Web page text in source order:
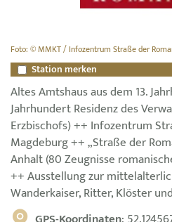
Foto: © MMKT / Infozentrum Straße der
Station merken
Altes Amtshaus aus dem 13.
Jahrhundert Residenz des
Erzbischofs) ++ Infozentrum
Magdeburg ++ „Straße der
Anhalt (80 Zeugnisse
++ Ausstellung zur
Wanderkaiser, Ritter, Klöster